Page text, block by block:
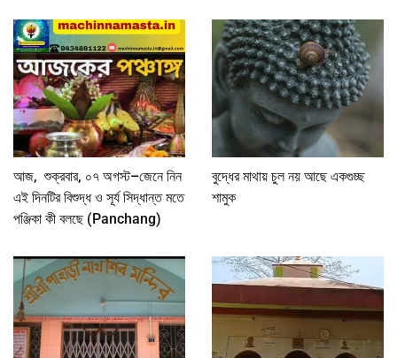
আজ, শুক্রবার, ০৭ অগস্ট–জেনে নিন
এই দিনটির বিশুদ্ধ ও সূর্য সিদ্ধান্ত মতে
পঞ্জিকা কী বলছে (Panchang)
বুদ্ধের মাথায় চুল নয় আছে একগুচ্ছ
শামুক